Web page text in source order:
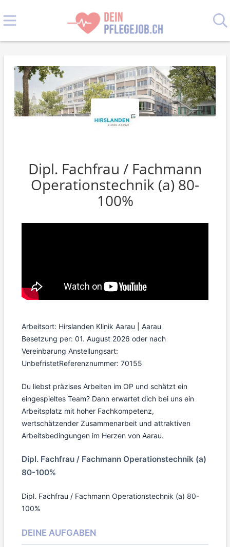
Dipl. Fachfrau / Fachmann
Operationstechnik (a) 80-
100%
Arbeitsort: Hirslanden Klinik Aarau | Aarau
Besetzung per: 01. August 2026 oder nach
Vereinbarung Anstellungsart:
UnbefristetReferenznummer: 70155
Du liebst präzises Arbeiten im OP und schätzt ein
eingespieltes Team? Dann erwartet dich bei uns ein
Arbeitsplatz mit hoher Fachkompetenz,
wertschätzender Zusammenarbeit und attraktiven
Arbeitsbedingungen im Herzen von Aarau.
Dipl. Fachfrau / Fachmann Operationstechnik (a)
80-100%
Dipl. Fachfrau / Fachmann Operationstechnik (a) 80-
100%
DEINE AUFGABEN